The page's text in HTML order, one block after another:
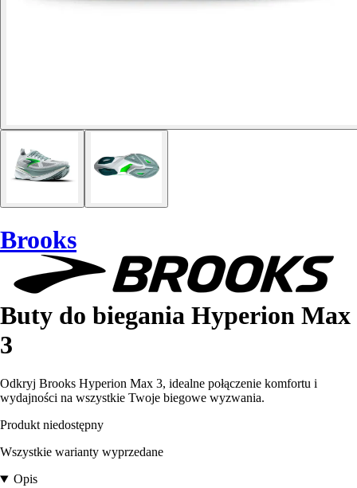
Brooks
Buty do biegania Hyperion Max
3
Odkryj Brooks Hyperion Max 3, idealne połączenie komfortu i
wydajności na wszystkie Twoje biegowe wyzwania.
Produkt niedostępny
Wszystkie warianty wyprzedane
Opis